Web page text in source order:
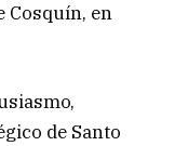
Cosquín, en
de Santo